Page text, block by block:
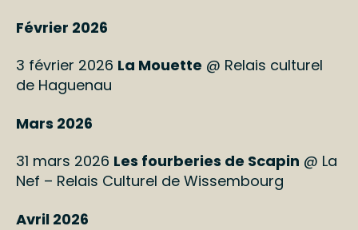
Février 2026
3 février 2026 La Mouette @ Relais culturel
de Haguenau
Mars 2026
31 mars 2026 Les fourberies de Scapin @ La
Nef – Relais Culturel de Wissembourg
Avril 2026